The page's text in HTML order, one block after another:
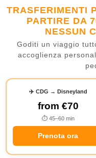
TRASFERIMENTI
PARTIRE DA
NESSUN
Goditi un viaggio
accoglienza
✈️ CDG → Disneyland
from €70
⏱ 45–60 min
Prenota ora